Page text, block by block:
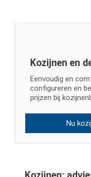
Kozijnen en
Eenvoudig en
configureren en
prijzen bij
Nu